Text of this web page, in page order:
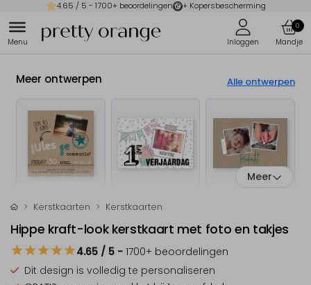
4.65 / 5 - 1700+ beoordelingen + Kopersbescherming
0
Meer ontwerpen Alle ontwerpen
Meer
Kerstkaarten Kerstkaarten
Hippe kraft-look kerstkaart met foto en takjes
4.65 / 5 - 1700+ beoordelingen
Dit design is volledig te personaliseren